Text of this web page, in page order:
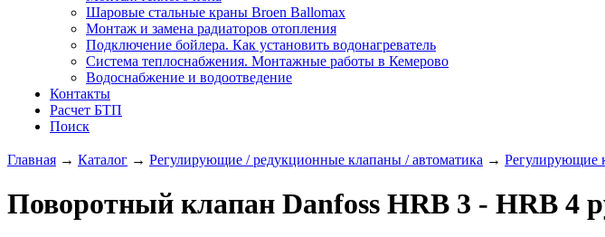
Шаровые стальные краны Broen Ballomax
Монтаж и замена радиаторов отопления
Подключение бойлера. Как установить водонагреватель
Система теплоснабжения. Монтажные работы в Кемерово
Водоснабжение и водоотведение
Контакты
Расчет БТП
Поиск
Главная → Каталог → Регулирующие / редукционные клапаны / автоматика → Регулирующие
Поворотный клапан Danfoss HRB 3 - HRB 4